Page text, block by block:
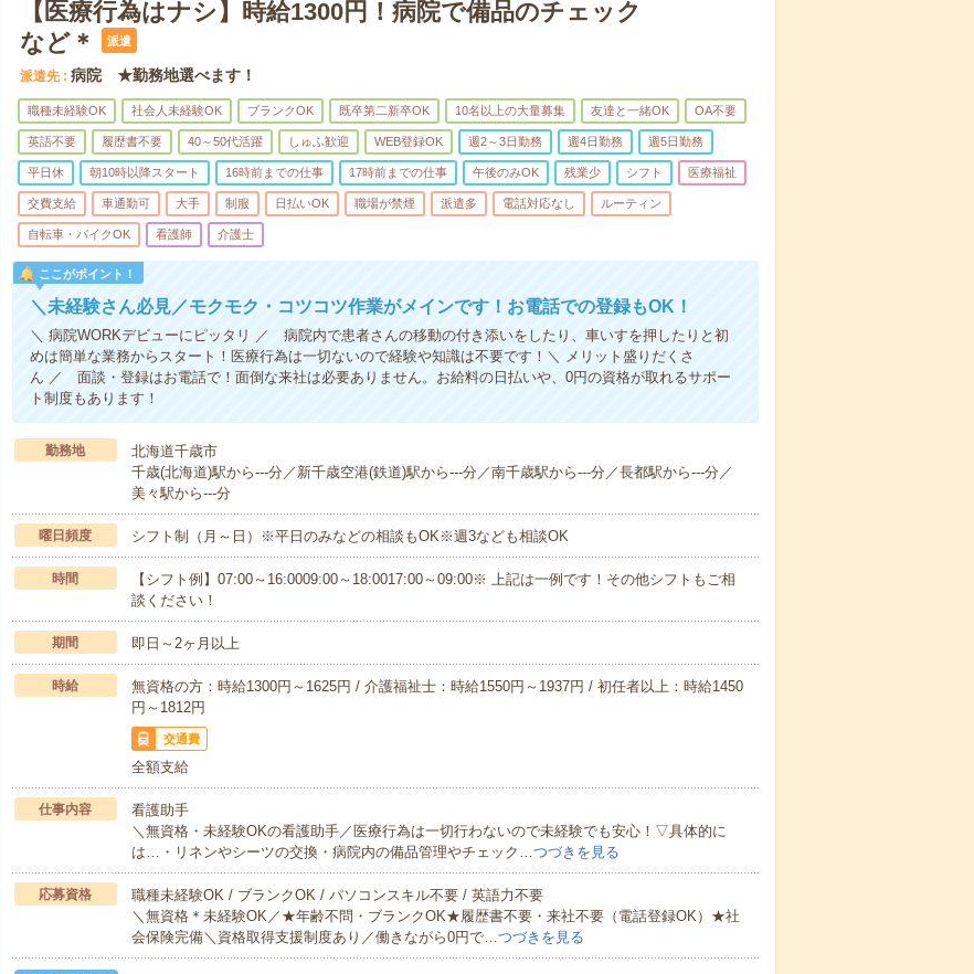
【医療行為はナシ】時給1300円！病院で備品のチェック
など＊
派遣
派遣先 病院 ★勤務地選べます！
職種未経験OK 社会人未経験OK ブランクOK 既卒第二新卒OK 10名以上の大量募集 友達と一緒OK OA不要
英語不要 履歴書不要 40～50代活躍 しゅふ歓迎 WEB登録OK 週2～3日勤務 週4日勤務 週5日勤務
平日休 朝10時以降スタート 16時前までの仕事 17時前までの仕事 午後のみOK 残業少 シフト 医療福祉
交費支給 車通勤可 大手 制服 日払いOK 職場が禁煙 派遣多 電話対応なし ルーティン
自転車・バイクOK 看護師 介護士
ここがポイント！
＼未経験さん必見／モクモク・コツコツ作業がメインです！お電話での登録もOK！
＼ 病院WORKデビューにピッタリ ／ 病院内で患者さんの移動の付き添いをしたり、車いすを押したりと初
めは簡単な業務からスタート！医療行為は一切ないので経験や知識は不要です！＼ メリット盛りだくさ
ん ／ 面談・登録はお電話で！面倒な来社は必要ありません。お給料の日払いや、0円の資格が取れるサポー
ト制度もあります！
勤務地
北海道千歳市
千歳(北海道)駅から---分／新千歳空港(鉄道)駅から---分／南千歳駅から---分／長都駅から---分／
美々駅から---分
曜日頻度 シフト制（月～日）※平日のみなどの相談もOK※週3なども相談OK
時間
【シフト例】07:00～16:0009:00～18:0017:00～09:00※ 上記は一例です！その他シフトもご相
談ください！
期間 即日～2ヶ月以上
時給
無資格の方：時給1300円～1625円 / 介護福祉士：時給1550円～1937円 / 初任者以上：時給1450
円～1812円
交通費
全額支給
仕事内容
看護助手
＼無資格・未経験OKの看護助手／医療行為は一切行わないので未経験でも安心！▽具体的に
は…・リネンやシーツの交換・病院内の備品管理やチェック… つづきを見る
応募資格
職種未経験OK / ブランクOK / パソコンスキル不要 / 英語力不要
＼無資格＊未経験OK／★年齢不問・ブランクOK★履歴書不要・来社不要（電話登録OK）★社
会保険完備＼資格取得支援制度あり／働きながら0円で… つづきを見る